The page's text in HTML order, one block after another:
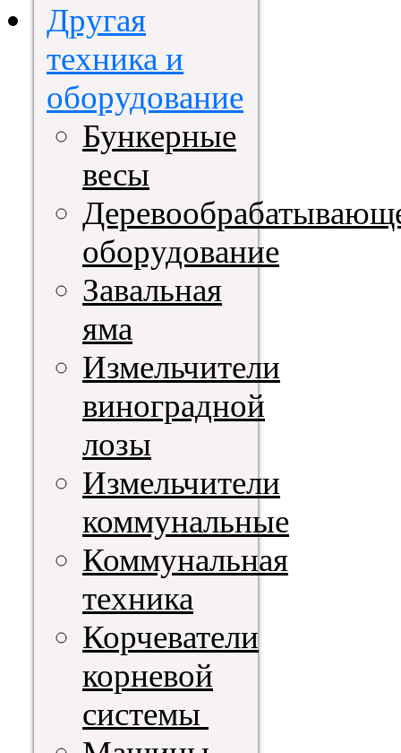
Другая
техника и
оборудование
Бункерные
весы
оборудование
Завальная
яма
Измельчители
виноградной
лозы
Измельчители
коммунальные
Коммунальная
техника
Корчеватели
корневой
системы